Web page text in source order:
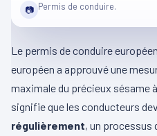
📷 Permis de conduire.
Le permis de conduire
européen a approuvé une
maximale du précieux sésame à
signifie que les conducteurs
régulièrement, un processus